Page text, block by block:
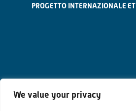
We value your privacy
PROGETTO INTERNAZIONALE ET